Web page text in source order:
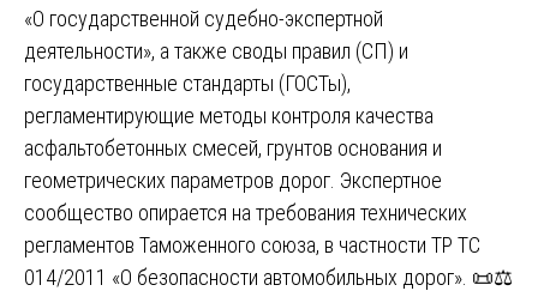
«О государственной судебно-экспертной
деятельности», а также своды правил (СП) и
государственные стандарты (ГОСТы),
регламентирующие методы контроля качества
асфальтобетонных смесей, грунтов основания и
геометрических параметров дорог. Экспертное
сообщество опирается на требования технических
регламентов Таможенного союза, в частности ТР ТС
014/2011 «О безопасности автомобильных дорог». 📜⚖️